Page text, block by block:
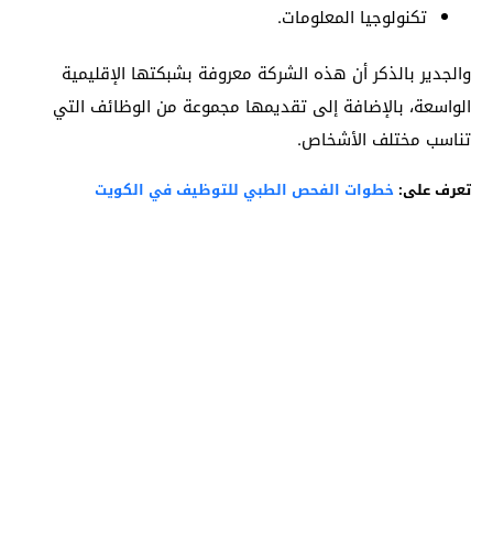
تكنولوجيا المعلومات.
والجدير بالذكر أن هذه الشركة معروفة بشبكتها الإقليمية
الواسعة، بالإضافة إلى تقديمها مجموعة من الوظائف التي
تناسب مختلف الأشخاص.
تعرف على: خطوات الفحص الطبي للتوظيف في الكويت